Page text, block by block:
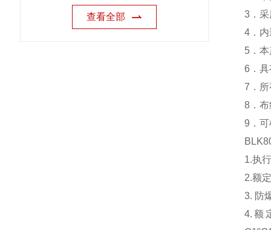
查看全部
3．
4．
5．
6．
7．
8．
9．
1.执
2.额
3. 防
4.额